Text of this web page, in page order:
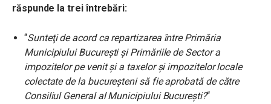
răspunde la trei întrebări:
“Sunteţi de acord ca repartizarea între Primăria
Municipiului Bucureşti şi Primăriile de Sector a
impozitelor pe venit şi a taxelor şi impozitelor locale
colectate de la bucureşteni să fie aprobată de către
Consiliul General al Municipiului Bucureşti?“